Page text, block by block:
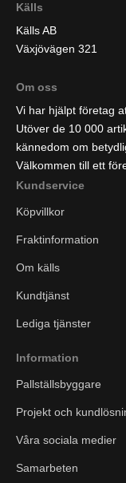
Källs
Källs AB
Växjövägen 321
Om oss
Vi har hjälpt företag
Utöver de 10 000
kännedom om
Välkommen till ett
Kundservice
Köpvillkor
Fraktinformation
Om källs
Kundtjänst
Lediga tjänster
Information
Pallställsbyggare
Projekt och
Våra sociala medier
Samarbeten